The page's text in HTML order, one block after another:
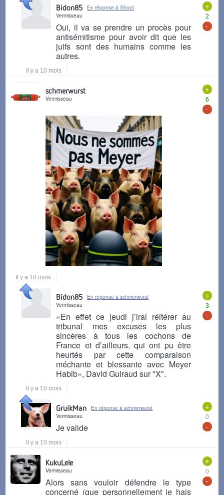
+
2
-
Bidon85
En réponse à Shoot
Vermisseau
Oui, il va se prendre un procès pour
antisémitisme pour avoir dit que les
juifs sont des humains comme les
autres.
Il y a 10 mois
+
6
-
schmerwurst
Vermisseau
Il y a 10 mois
+
3
-
Bidon85
En réponse à schmerwurst
Vermisseau
«En effet ce jeudi j’irai réitérer au
tribunal mes excuses les plus
sincères à tous les cochons de
France et d’ailleurs, qui ont pu être
heurtés par cette comparaison
méchante et blessante avec Meyer
Habib», David Guiraud sur "X".
Il y a 10 mois
+
0
-
GruikMan
En réponse à schmerwurst
Vermisseau
Je valide
Il y a 10 mois
+
0
-
KukuLele
Vermisseau
Alors sans vouloir défendre le type
concerné (que personnellement je hais